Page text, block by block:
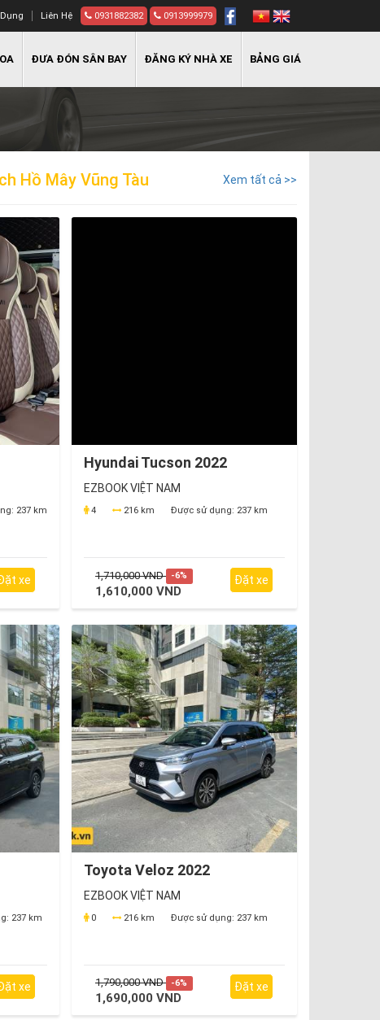
Liên Hệ 0931882382 0913999979
ĐƯA ĐÓN SÂN BAY ĐĂNG KÝ NHÀ XE BẢNG GIÁ
Hồ Mây Vũng Tàu Xem tất cả >>
237 km
xe
Hyundai Tucson 2022
EZBOOK VIỆT NAM
4 216 km Được sử dụng: 237 km
1,710,000 VND -6%
1,610,000 VND
Đặt xe
237 km
xe
Toyota Veloz 2022
EZBOOK VIỆT NAM
0 216 km Được sử dụng: 237 km
1,790,000 VND -6%
1,690,000 VND
Đặt xe